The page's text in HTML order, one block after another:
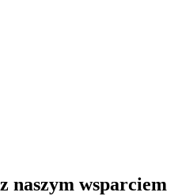
z naszym wsparciem